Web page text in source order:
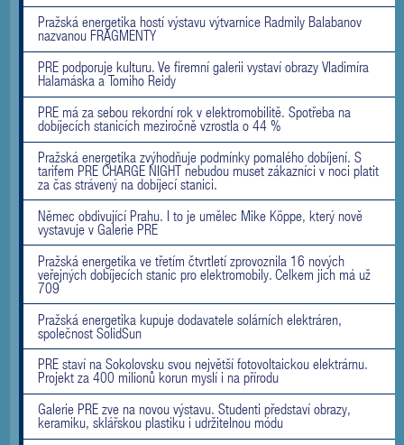
Pražská energetika hostí výstavu výtvarnice Radmily Balabanov
nazvanou FRAGMENTY
PRE podporuje kulturu. Ve firemní galerii vystaví obrazy Vladimíra
Halamáska a Tomiho Reidy
PRE má za sebou rekordní rok v elektromobilitě. Spotřeba na
dobíjecích stanicích meziročně vzrostla o 44 %
Pražská energetika zvýhodňuje podmínky pomalého dobíjení. S
tarifem PRE CHARGE NIGHT nebudou muset zákazníci v noci platit
za čas strávený na dobíjecí stanici.
Němec obdivující Prahu. I to je umělec Mike Köppe, který nově
vystavuje v Galerie PRE
Pražská energetika ve třetím čtvrtletí zprovoznila 16 nových
veřejných dobíjecích stanic pro elektromobily. Celkem jich má už
709
Pražská energetika kupuje dodavatele solárních elektráren,
společnost SolidSun
PRE staví na Sokolovsku svou největší fotovoltaickou elektrárnu.
Projekt za 400 milionů korun myslí i na přírodu
Galerie PRE zve na novou výstavu. Studenti představí obrazy,
keramiku, sklářskou plastiku i udržitelnou módu